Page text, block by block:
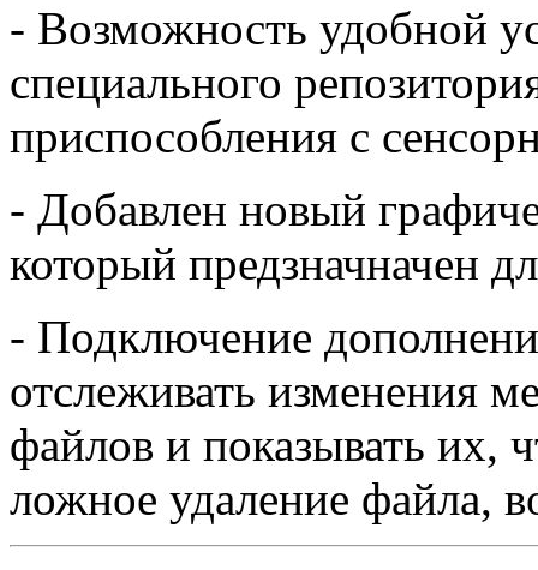
- Возможность удобной
специального
приспособления с
- Добавлен новый
который предзначначен
- Подключение
отслеживать изменения
файлов и показывать их,
ложное удаление файла,